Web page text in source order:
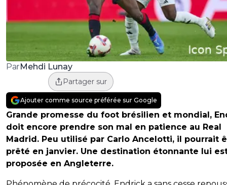
ParMehdi Lunay
Partager sur
Ajouter comme source préférée sur Google
Grande promesse du foot brésilien et mondial,
doit encore prendre son mal en patience au Real
Madrid. Peu utilisé par Carlo Ancelotti, il pourrait
prêté en janvier. Une destination étonnante lui
proposée en Angleterre.